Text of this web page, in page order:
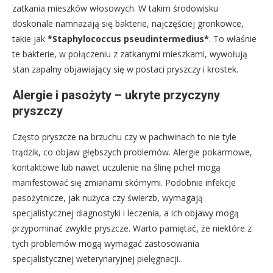
zatkania mieszków włosowych. W takim środowisku
doskonale namnażają się bakterie, najczęściej gronkowce,
takie jak *Staphylococcus pseudintermedius*. To właśnie
te bakterie, w połączeniu z zatkanymi mieszkami, wywołują
stan zapalny objawiający się w postaci pryszczy i krostek.
Alergie i pasożyty – ukryte przyczyny
pryszczy
Często pryszcze na brzuchu czy w pachwinach to nie tyle
trądzik, co objaw głębszych problemów. Alergie pokarmowe,
kontaktowe lub nawet uczulenie na ślinę pcheł mogą
manifestować się zmianami skórnymi. Podobnie infekcje
pasożytnicze, jak nużyca czy świerzb, wymagają
specjalistycznej diagnostyki i leczenia, a ich objawy mogą
przypominać zwykłe pryszcze. Warto pamiętać, że niektóre z
tych problemów mogą wymagać zastosowania
specjalistycznej weterynaryjnej pielęgnacji.